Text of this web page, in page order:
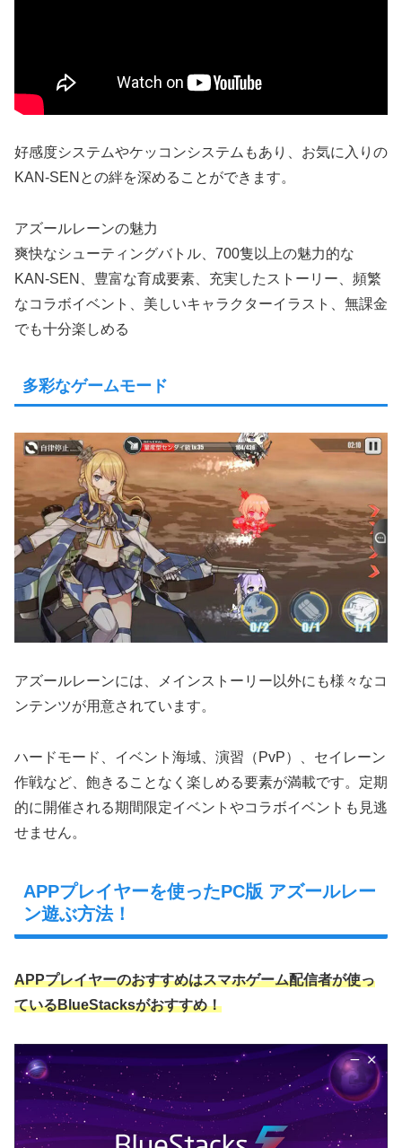
好感度システムやケッコンシステムもあり、お気に入りの
KAN-SENとの絆を深めることができます。
アズールレーンの魅力
爽快なシューティングバトル、700隻以上の魅力的な
KAN-SEN、豊富な育成要素、充実したストーリー、頻繁
なコラボイベント、美しいキャラクターイラスト、無課金
でも十分楽しめる
多彩なゲームモード
アズールレーンには、メインストーリー以外にも様々なコ
ンテンツが用意されています。
ハードモード、イベント海域、演習（PvP）、セイレーン
作戦など、飽きることなく楽しめる要素が満載です。定期
的に開催される期間限定イベントやコラボイベントも見逃
せません。
APPプレイヤーを使ったPC版 アズールレー
ン遊ぶ方法！
APPプレイヤーのおすすめはスマホゲーム配信者が使っ
ているBlueStacksがおすすめ！